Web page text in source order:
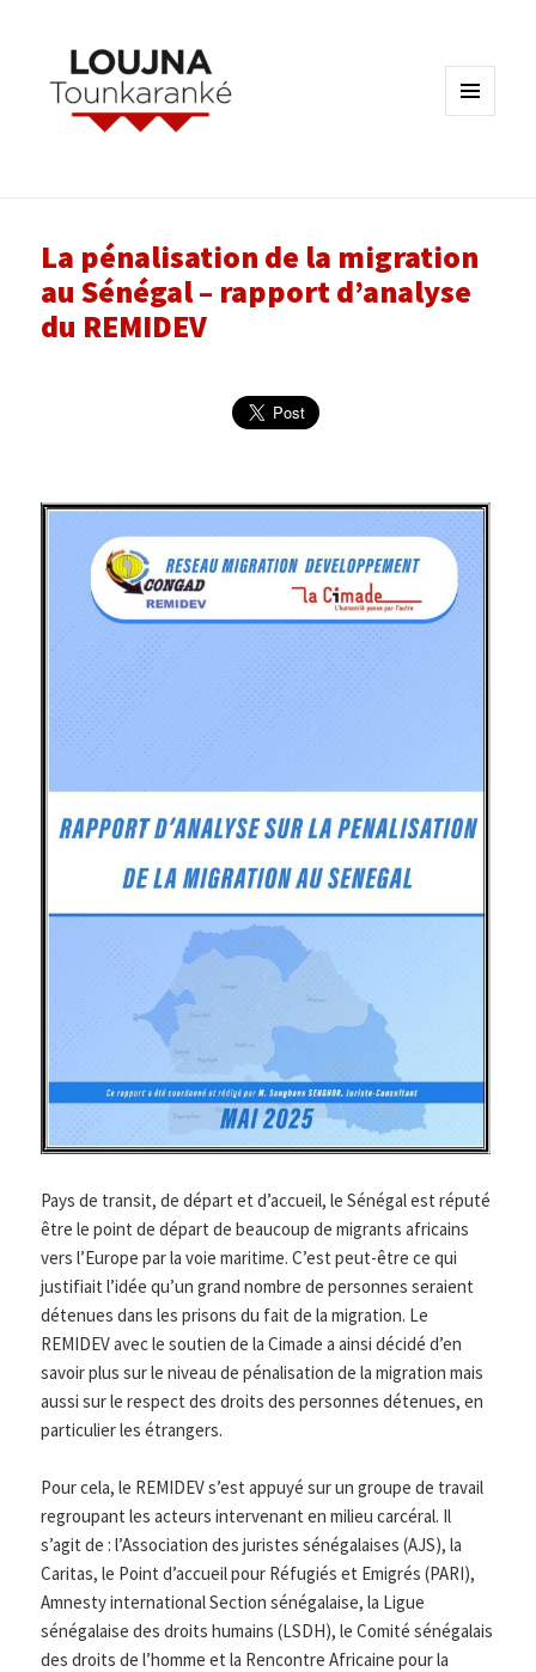
La pénalisation de la migration
au Sénégal – rapport d’analyse
du REMIDEV
Pays de transit, de départ et d’accueil, le Sénégal est réputé
être le point de départ de beaucoup de migrants africains
vers l’Europe par la voie maritime. C’est peut-être ce qui
justifiait l’idée qu’un grand nombre de personnes seraient
détenues dans les prisons du fait de la migration. Le
REMIDEV avec le soutien de la Cimade a ainsi décidé d’en
savoir plus sur le niveau de pénalisation de la migration mais
aussi sur le respect des droits des personnes détenues, en
particulier les étrangers.
Pour cela, le REMIDEV s’est appuyé sur un groupe de travail
regroupant les acteurs intervenant en milieu carcéral. Il
s’agit de : l’Association des juristes sénégalaises (AJS), la
Caritas, le Point d’accueil pour Réfugiés et Emigrés (PARI),
Amnesty international Section sénégalaise, la Ligue
sénégalaise des droits humains (LSDH), le Comité sénégalais
des droits de l’homme et la Rencontre Africaine pour la